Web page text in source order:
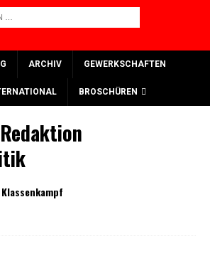
ARCHIV GEWERKSCHAFTEN
BROSCHÜREN
Redaktion